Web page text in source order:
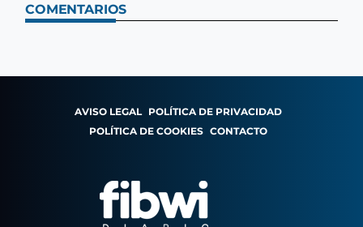
COMENTARIOS
AVISO LEGAL POLÍTICA DE PRIVACIDAD
POLÍTICA DE COOKIES CONTACTO